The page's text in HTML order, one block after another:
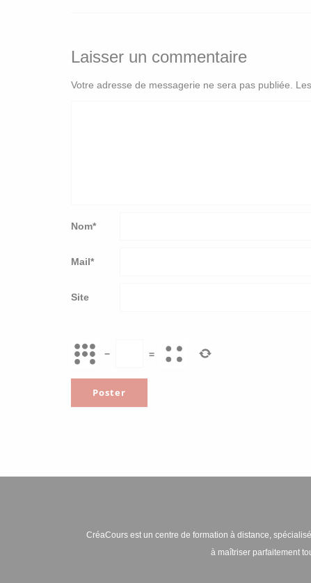
Laisser un commentaire
Votre adresse de messagerie ne sera pas publiée.
Nom*
Mail*
Site
− =
CréaCours est un centre de formation à distance,
à maîtriser parfaitement